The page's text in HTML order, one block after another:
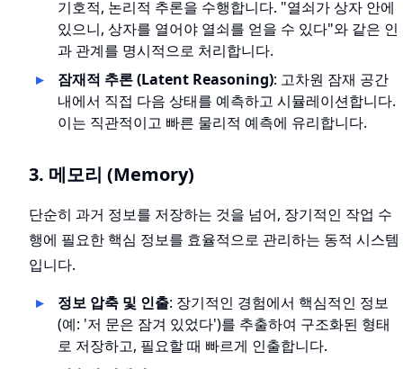
기호적, 논리적 추론을 수행합니다. "열쇠가 상자 안에
있으니, 상자를 열어야 열쇠를 얻을 수 있다"와 같은 인
과 관계를 명시적으로 처리합니다.
잠재적 추론 (Latent Reasoning): 고차원 잠재 공간
내에서 직접 다음 상태를 예측하고 시뮬레이션합니다.
이는 직관적이고 빠른 물리적 예측에 유리합니다.
3. 메모리 (Memory)
단순히 과거 정보를 저장하는 것을 넘어, 장기적인 작업 수
행에 필요한 핵심 정보를 효율적으로 관리하는 동적 시스템
입니다.
정보 압축 및 인출: 장기적인 경험에서 핵심적인 정보
(예: '저 문은 잠겨 있었다')를 추출하여 구조화된 형태
로 저장하고, 필요할 때 빠르게 인출합니다.